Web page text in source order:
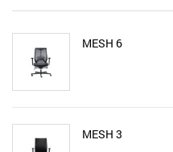
MESH 6
MESH 3